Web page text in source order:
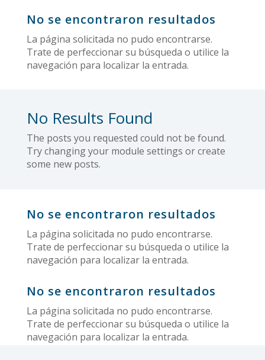
No se encontraron resultados
La página solicitada no pudo encontrarse.
Trate de perfeccionar su búsqueda o utilice la
navegación para localizar la entrada.
No Results Found
The posts you requested could not be found.
Try changing your module settings or create
some new posts.
No se encontraron resultados
La página solicitada no pudo encontrarse.
Trate de perfeccionar su búsqueda o utilice la
navegación para localizar la entrada.
No se encontraron resultados
La página solicitada no pudo encontrarse.
Trate de perfeccionar su búsqueda o utilice la
navegación para localizar la entrada.